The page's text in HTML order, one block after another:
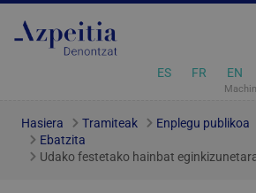
ES FR EN
Hasiera Tramiteak Enplegu publikoa
Ebatzita
Udako festetako hainbat